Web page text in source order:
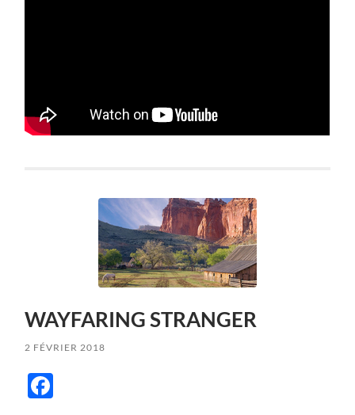
WAYFARING STRANGER
2 FÉVRIER 2018